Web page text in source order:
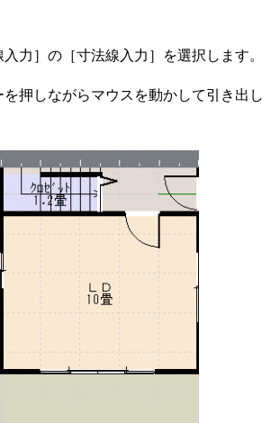
力］の［寸法線入力］を選択します。
押しながらマウスを動かして引き出